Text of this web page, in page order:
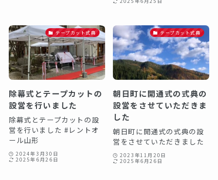
テープカット式典
除幕式とテープカットの
設営を行いました
除幕式とテープカットの設
営を行いました #レントオ
ール山形
2024年3月30日
2025年6月26日
テープカット式典
朝日町に開通式の式典の
設営をさせていただきま
した️
朝日町に開通式の式典の設
営をさせていただきました️
2023年11月20日
2025年6月26日